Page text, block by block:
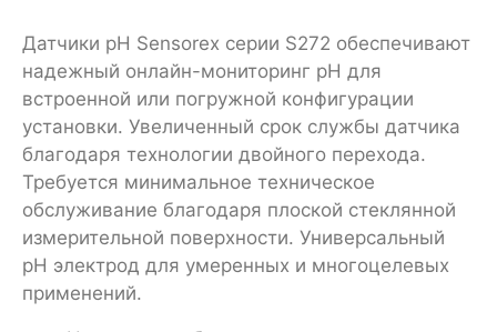
Датчики pH Sensorex серии S272 обеспечивают
надежный онлайн-мониторинг pH для
встроенной или погружной конфигурации
установки. Увеличенный срок службы датчика
благодаря технологии двойного перехода.
Требуется минимальное техническое
обслуживание благодаря плоской стеклянной
измерительной поверхности. Универсальный
pH электрод для умеренных и многоцелевых
применений.